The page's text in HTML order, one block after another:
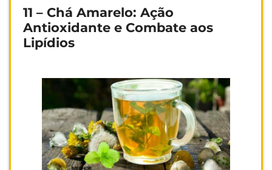
11 – Chá Amarelo: Ação
Antioxidante e Combate aos
Lipídios